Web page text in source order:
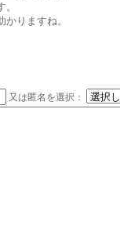
りますね。
又は匿名を選択：